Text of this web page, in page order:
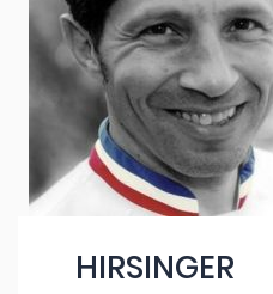
HIRSINGER